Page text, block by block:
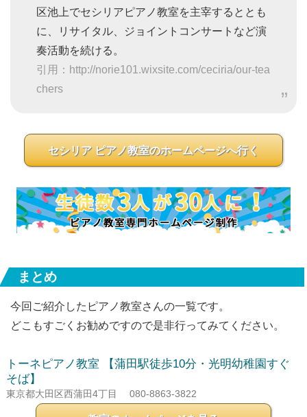
区池上でセシリアピアノ教室を主宰するととも
に、リサイタル、ジョイントコンサートなど演
奏活動を続ける。
引用：http://norie101.wixsite.com/ceciria/our-tea
chers
セシリア ピアノ教室のホームページへ行く
まとめ
今回ご紹介したピアノ教室さんの一覧です。
どこもすごくお勧めですので是非行ってみてください。
トーネピアノ教室
【蒲田駅徒歩10分・光明幼稚園すぐ
そば】
東京都大田区西蒲田4丁目 080-8863-3822